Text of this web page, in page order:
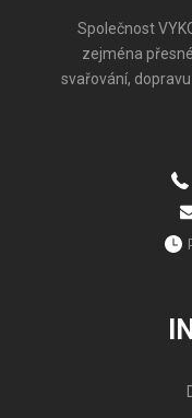
Společnost
zejména
svařování,